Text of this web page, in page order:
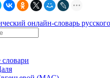
онлайн-словарь